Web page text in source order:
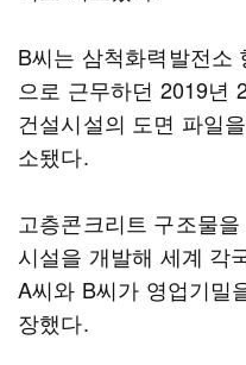
B씨는 삼척화력발전소
으로 근무하던 2019년
건설시설의 도면 파일
소됐다.
고층콘크리트 구조물
시설을 개발해 세계 각
A씨와 B씨가 영업기밀
장했다.